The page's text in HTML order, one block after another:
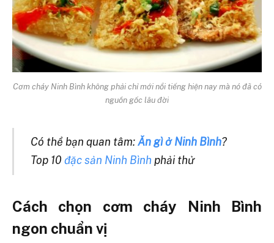
Cơm cháy Ninh Bình không phải chỉ mới nổi tiếng hiện nay mà nó đã có
nguồn gốc lâu đời
Có thể bạn quan tâm:Ăn gì ở Ninh Bình?
Top 10 đặc sản Ninh Bình phải thử
Cách chọn cơm cháy Ninh Bình
ngon chuẩn vị